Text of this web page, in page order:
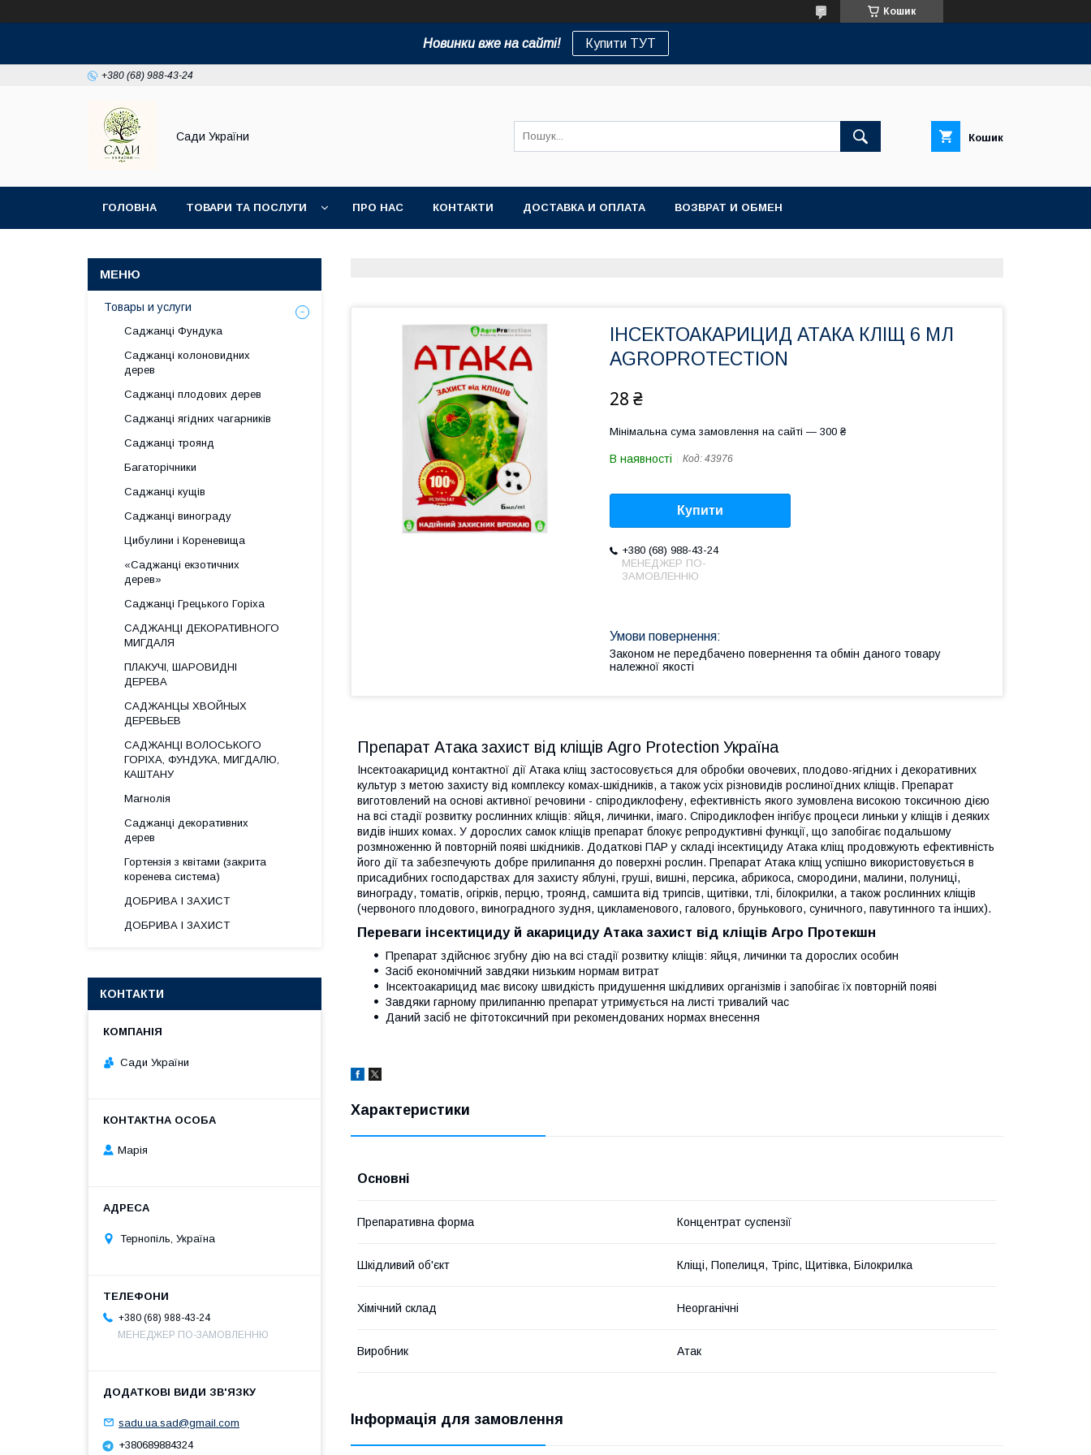
Кошик
Новинки вже на сайті! Купити ТУТ
+380 (68) 988-43-24
Сади України Кошик
ГОЛОВНА ТОВАРИ ТА ПОСЛУГИ ПРО НАС КОНТАКТИ ДОСТАВКА И ОПЛАТА ВОЗВРАТ И ОБМЕН
ІНСЕКТОАКАРИЦИД АТАКА КЛІЩ 6 МЛ
AGROPROTECTION
28 ₴
Мінімальна сума замовлення на сайті — 300 ₴
В наявності Код: 43976
Купити
+380 (68) 988-43-24
МЕНЕДЖЕР ПО-
ЗАМОВЛЕННЮ
Законом не передбачено повернення та обмін даного товару
належної якості
Препарат Атака захист від кліщів Agro Protection Україна
Інсектоакарицид контактної дії Атака кліщ застосовується для обробки овочевих, плодово-ягідних і декоративних
культур з метою захисту від комплексу комах-шкідників, а також усіх різновидів рослиноїдних кліщів. Препарат
виготовлений на основі активної речовини - спіродиклофену, ефективність якого зумовлена високою токсичною дією
на всі стадії розвитку рослинних кліщів: яйця, личинки, імаго. Спіродиклофен інгібує процеси линьки у кліщів і деяких
видів інших комах. У дорослих самок кліщів препарат блокує репродуктивні функції, що запобігає подальшому
розмноженню й повторній появі шкідників. Додаткові ПАР у складі інсектициду Атака кліщ продовжують ефективність
його дії та забезпечують добре прилипання до поверхні рослин. Препарат Атака кліщ успішно використовується в
присадибних господарствах для захисту яблуні, груші, вишні, персика, абрикоса, смородини, малини, полуниці,
винограду, томатів, огірків, перцю, троянд, самшита від трипсів, щитівки, тлі, білокрилки, а також рослинних кліщів
(червоного плодового, виноградного зудня, цикламенового, галового, брунькового, суничного, павутинного та інших).
Переваги інсектициду й акарициду Атака захист від кліщів Агро Протекшн
Препарат здійснює згубну дію на всі стадії розвитку кліщів: яйця, личинки та дорослих особин
Засіб економічний завдяки низьким нормам витрат
Інсектоакарицид має високу швидкість придушення шкідливих організмів і запобігає їх повторній появі
Завдяки гарному прилипанню препарат утримується на листі тривалий час
Даний засіб не фітотоксичний при рекомендованих нормах внесення
Характеристики
Основні
Препаративна форма Концентрат суспензії
Шкідливий об'єкт Кліщі, Попелиця, Тріпс, Щитівка, Білокрилка
Хімічний склад Неорганічні
Виробник Атак
Інформація для замовлення
Товары и услуги
Саджанці Фундука
Саджанці колоновидних
дерев
Саджанці плодових дерев
Саджанці ягідних чагарників
Саджанці троянд
Багаторічники
Саджанці кущів
Саджанці винограду
Цибулини і Кореневища
«Саджанці екзотичних
дерев»
Саджанці Грецького Горіха
САДЖАНЦІ ДЕКОРАТИВНОГО
МИГДАЛЯ
ПЛАКУЧІ, ШАРОВИДНІ
ДЕРЕВА
САДЖАНЦЫ ХВОЙНЫХ
ДЕРЕВЬЕВ
САДЖАНЦІ ВОЛОСЬКОГО
ГОРІХА, ФУНДУКА, МИГДАЛЮ,
КАШТАНУ
Магнолія
Саджанці декоративних
дерев
Гортензія з квітами (закрита
коренева система)
ДОБРИВА І ЗАХИСТ
ДОБРИВА І ЗАХИСТ
КОНТАКТИ
Сади України
Марія
Тернопіль, Україна
+380 (68) 988-43-24
МЕНЕДЖЕР ПО-ЗАМОВЛЕННЮ
sadu.ua.sad@gmail.com
+380689884324